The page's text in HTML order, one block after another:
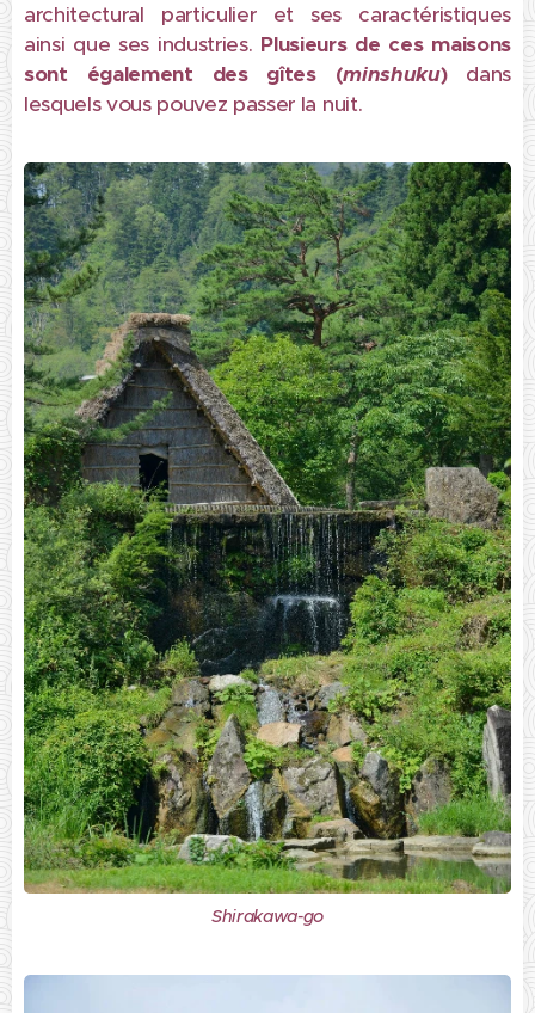
architectural particulier et ses caractéristiques
ainsi que ses industries. Plusieurs de ces maisons
sont également des gîtes (minshuku)dans
lesquels vous pouvez passer la nuit.
Shirakawa-go